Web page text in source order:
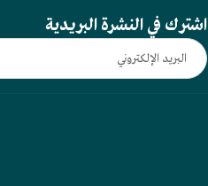
اشترك في النشرة البريدية